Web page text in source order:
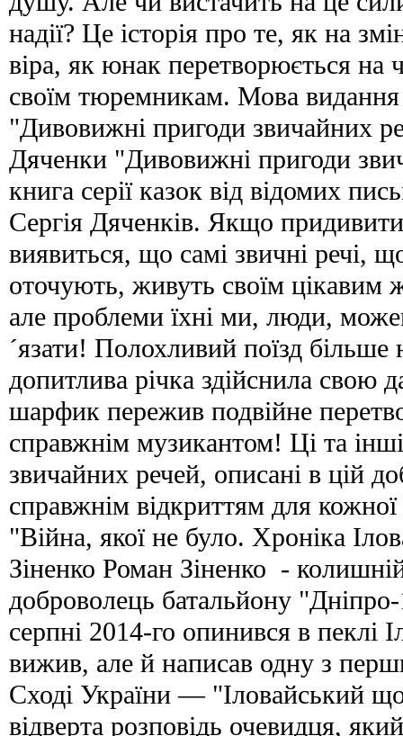
надії? Це історія про те, як на
віра, як юнак перетворюється на
своїм тюремникам. Мова видання
"Дивовижні пригоди звичайних
Дяченки "Дивовижні пригоди
книга серії казок від відомих
Сергія Дяченків. Якщо
виявиться, що самі звичні речі,
оточують, живуть своїм цікавим
але проблеми їхні ми, люди,
´язати! Полохливий поїзд більше
допитлива річка здійснила свою
шарфик пережив подвійне
справжнім музикантом! Ці та
звичайних речей, описані в цій
справжнім відкриттям для
"Війна, якої не було. Хроніка
Зіненко Роман Зіненко -
доброволець батальйону
серпні 2014-го опинився в пеклі
вижив, але й написав одну з
Сході України — "Іловайський
відверта розповідь очевидця,